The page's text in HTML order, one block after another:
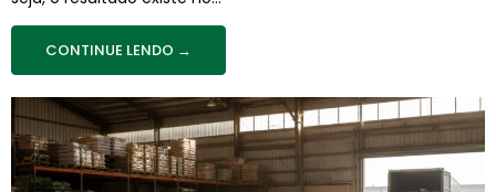
CONTINUE LENDO →